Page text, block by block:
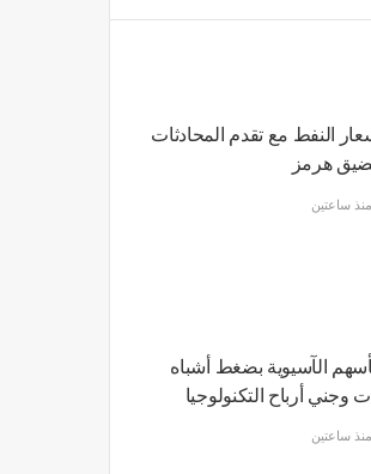
النفط مع تقدم المحادثات
هرمز
منذ ساعتين
الآسيوية بضغط أشباه
وجني أرباح التكنولوجيا
منذ ساعتين